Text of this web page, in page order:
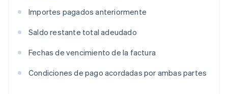
Importes pagados anteriormente
Saldo restante total adeudado
Fechas de vencimiento de la factura
Condiciones de pago acordadas por ambas partes